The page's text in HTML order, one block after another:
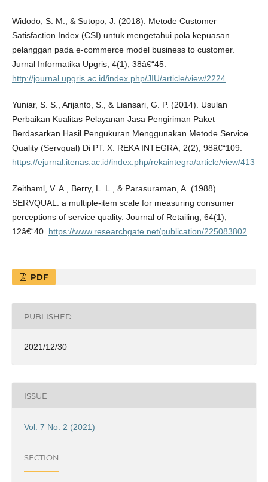
Widodo, S. M., & Sutopo, J. (2018). Metode Customer
Satisfaction Index (CSI) untuk mengetahui pola kepuasan
pelanggan pada e-commerce model business to customer.
Jurnal Informatika Upgris, 4(1), 38â€“45.
http://journal.upgris.ac.id/index.php/JIU/article/view/2224
Yuniar, S. S., Arijanto, S., & Liansari, G. P. (2014). Usulan
Perbaikan Kualitas Pelayanan Jasa Pengiriman Paket
Berdasarkan Hasil Pengukuran Menggunakan Metode Service
Quality (Servqual) Di PT. X. REKA INTEGRA, 2(2), 98â€“109.
https://ejurnal.itenas.ac.id/index.php/rekaintegra/article/view/413
Zeithaml, V. A., Berry, L. L., & Parasuraman, A. (1988).
SERVQUAL: a multiple-item scale for measuring consumer
perceptions of service quality. Journal of Retailing, 64(1),
12â€“40. https://www.researchgate.net/publication/225083802
PDF
PUBLISHED
2021/12/30
ISSUE
Vol. 7 No. 2 (2021)
SECTION